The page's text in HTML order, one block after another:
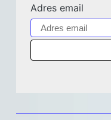
Adres email